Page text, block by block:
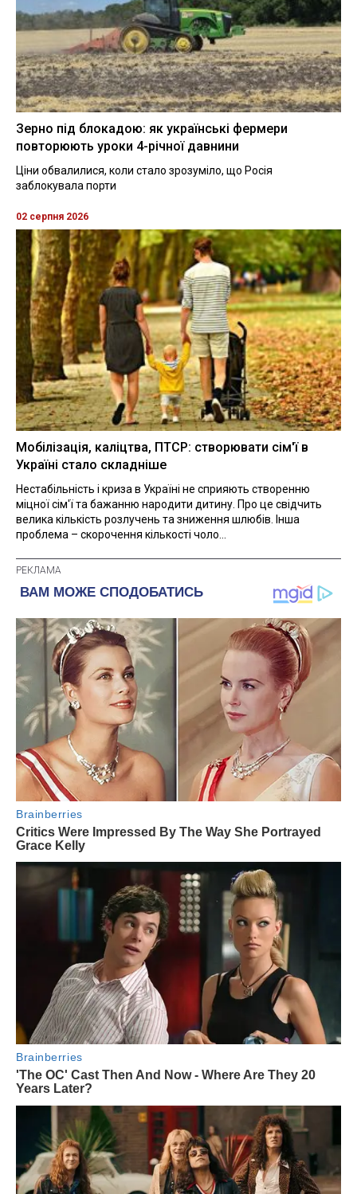
Зерно під блокадою: як українські фермери
повторюють уроки 4-річної давнини
Ціни обвалилися, коли стало зрозуміло, що Росія
заблокувала порти
02 серпня 2026
Мобілізація, каліцтва, ПТСР: створювати сім'ї в
Україні стало складніше
Нестабільність і криза в Україні не сприяють створенню
міцної сім'ї та бажанню народити дитину. Про це свідчить
велика кількість розлучень та зниження шлюбів. Інша
проблема – скорочення кількості чоло...